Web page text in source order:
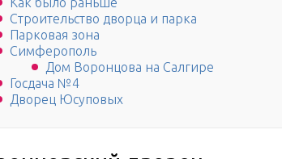
Строительство дворца и парка
Парковая зона
Симферополь
Дом Воронцова на Салгире
Госдача №4
Дворец Юсуповых